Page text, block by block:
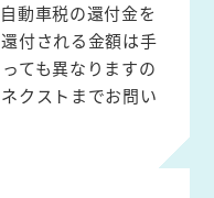
動車税の還付金を
付される金額は手
ても異なりますの
クストまでお問い